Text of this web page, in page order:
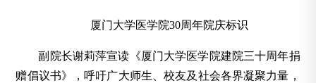
厦门大学医学院30周年院庆标识
副院长谢莉萍宣读《厦门大学医学院建院三十周年捐
赠倡议书》，呼吁广大师生、校友及社会各界凝聚力量，